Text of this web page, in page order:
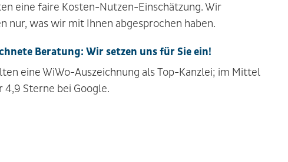
eine faire Kosten-Nutzen-Einschätzung. Wir
nur, was wir mit Ihnen abgesprochen haben.
Beratung: Wir setzen uns für Sie ein!
eine WiWo-Auszeichnung als Top-Kanzlei; im Mittel
4,9 Sterne bei Google.